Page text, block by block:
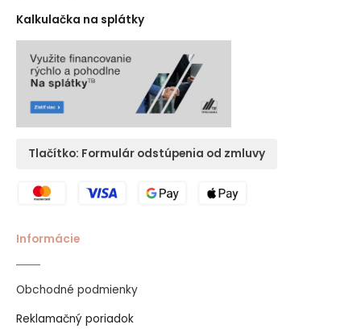
Kalkulačka na splátky
Tlačítko: Formulár odstúpenia od zmluvy
Informácie
Obchodné podmienky
Reklamačný poriadok